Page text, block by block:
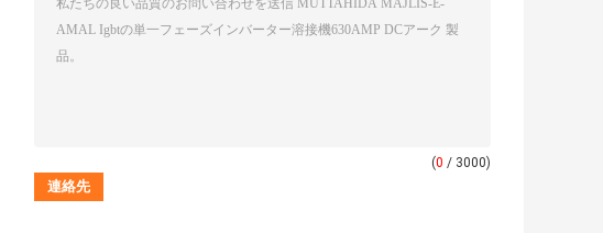
(0 / 3000)